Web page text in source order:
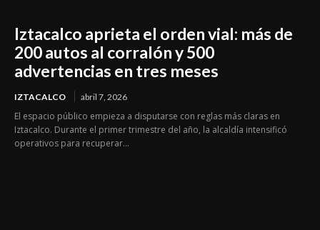
Iztacalco aprieta el orden vial: más de
200 autos al corralón y 500
advertencias en tres meses
IZTACALCO abril 7, 2026
El espacio público empieza a disputarse con reglas más claras en
Iztacalco. Durante el primer trimestre del año, la alcaldía intensificó
operativos para recuperar...